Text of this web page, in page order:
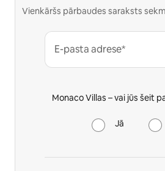
Vienkāršs pārbaudes saraksts
E-pasta adrese*
Monaco Villas – vai jūs šeit
Jā